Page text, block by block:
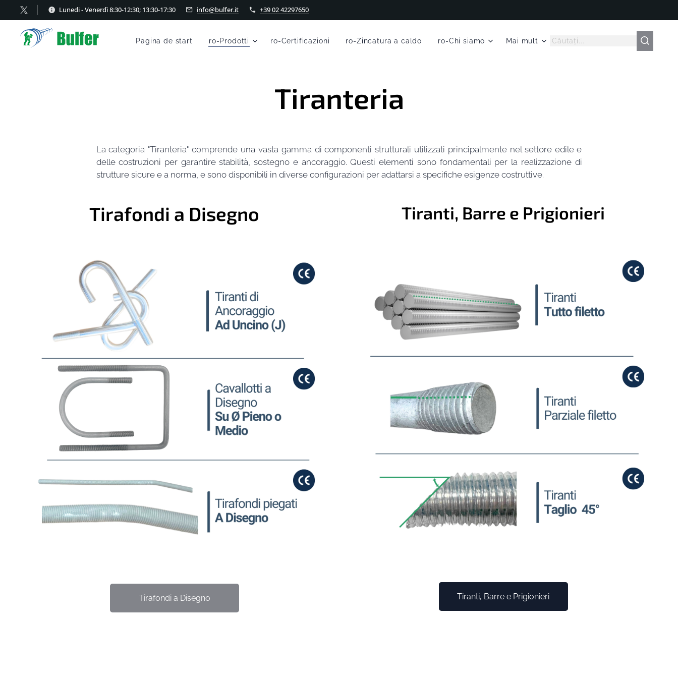
Lunedi - Venerdì 8:30-12:30; 13:30-17:30 info@bulfer.it +39 02 42297650
Pagina de start ro-Prodotti ro-Certificazioni ro-Zincatura a caldo ro-Chi siamo Mai mult
Tiranteria
La categoria "Tiranteria" comprende una vasta gamma di componenti strutturali utilizzati principalmente nel settore edile e
delle costruzioni per garantire stabilità, sostegno e ancoraggio. Questi elementi sono fondamentali per la realizzazione di
strutture sicure e a norma, e sono disponibili in diverse configurazioni per adattarsi a specifiche esigenze costruttive.
Tirafondi a Disegno
Tirafondi a Disegno
Tiranti, Barre e Prigionieri
Tiranti, Barre e Prigionieri